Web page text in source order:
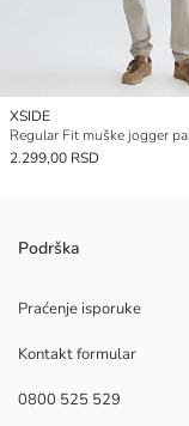
XSIDE
2.299,00 RSD
Podrška
Praćenje isporuke
Kontakt formular
0800 525 529